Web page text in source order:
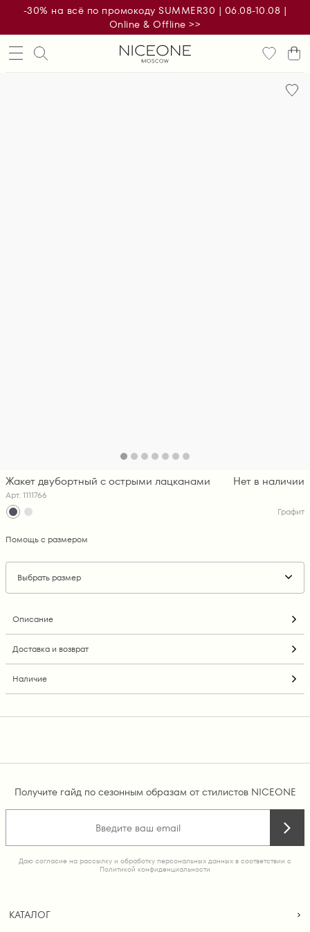
-30% на всё по промокоду SUMMER30 | 06.08-10.08 |
Online & Offline >>
Жакет двубортный с острыми лацканами
Арт. 1111766
Нет в наличии
Графит
Помощь с размером
Выбрать размер
Описание
Доставка и возврат
Наличие
Получите гайд по сезонным образам от стилистов NICEONE
Даю согласие на рассылку и обработку персональных данных в соответствии с
Политикой конфиденциальности
КАТАЛОГ